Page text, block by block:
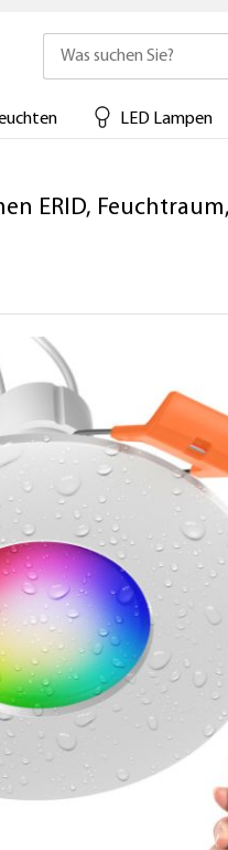
LED Lampen
ERID,